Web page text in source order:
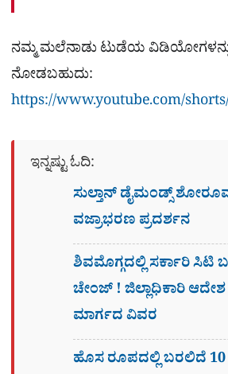
ನಮ್ಮ ಮಲೆನಾಡು ಟುಡೆಯ ವಿಡಿಯೋಗಳನ್ನು
ನೋಡಬಹುದು:
https://www.youtube.com/
ಇನ್ನಷ್ಟು ಓದಿ:
ಸುಲ್ತಾನ್ ಡೈಮಂಡ್ಸ್
ವಜ್ರಾಭರಣ ಪ್ರದರ್ಶನ
ಶಿವಮೊಗ್ಗದಲ್ಲಿ ಸರ್ಕಾರಿ
ಚೇಂಜ್ ! ಜಿಲ್ಲಾಧಿಕಾರಿ
ಮಾರ್ಗದ ವಿವರ
ಹೊಸ ರೂಪದಲ್ಲಿ ಬರಲಿದೆ 10